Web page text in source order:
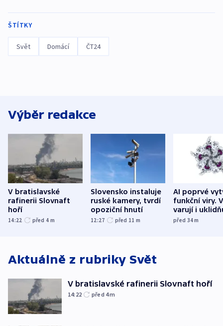
ŠTÍTKY
Svět Domácí ČT24
Výběr redakce
V bratislavské
rafinerii Slovnaft
hoří
14:22 před 4 m
Slovensko instaluje
ruské kamery, tvrdí
opoziční hnutí
12:27 před 11 m
AI poprvé
funkční viry.
varují i
před 34m
Aktuálně z rubriky Svět
V bratislavské rafinerii Slovnaft hoří
14:22 před 4m